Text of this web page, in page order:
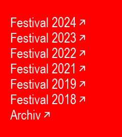
Festival 2024
Festival 2023
Festival 2022
Festival 2021
Festival 2019
Festival 2018
Archiv